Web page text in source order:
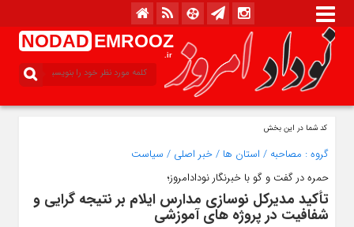
NODAD EMROOZ
.ir
کد شما در این بخش
گروه : مصاحبه / استان ها /خبر اصلی / سیاست
حمره در گفت و گو با خبرنگار نودادامروز؛
تأکید مدیرکل نوسازی مدارس ایلام بر نتیجه‌ گرایی و
شفافیت در پروژه‌ های آموزشی